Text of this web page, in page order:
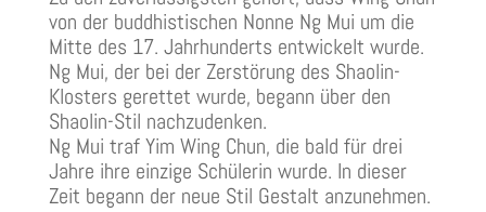
von der buddhistischen Nonne Ng Mui um die
Mitte des 17. Jahrhunderts entwickelt wurde.
Ng Mui, der bei der Zerstörung des Shaolin-
Klosters gerettet wurde, begann über den
Shaolin-Stil nachzudenken.
Ng Mui traf Yim Wing Chun, die bald für drei
Jahre ihre einzige Schülerin wurde. In dieser
Zeit begann der neue Stil Gestalt anzunehmen.